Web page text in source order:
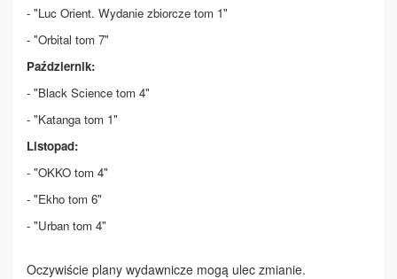
- "Luc Orient. Wydanie zbiorcze tom 1"
- "Orbital tom 7"
Październik:
- "Black Science tom 4"
- "Katanga tom 1"
Listopad:
- "OKKO tom 4"
- "Ekho tom 6"
- "Urban tom 4"
Oczywiście plany wydawnicze mogą ulec zmianie.